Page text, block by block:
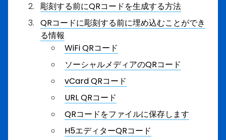
彫刻する前にQRコードを生成する方法
QRコードに彫刻する前に埋め込むことができ
る情報
WiFi QRコード
ソーシャルメディアのQRコード
vCard QRコード
URL QRコード
QRコードをファイルに保存します
H5エディターQRコード